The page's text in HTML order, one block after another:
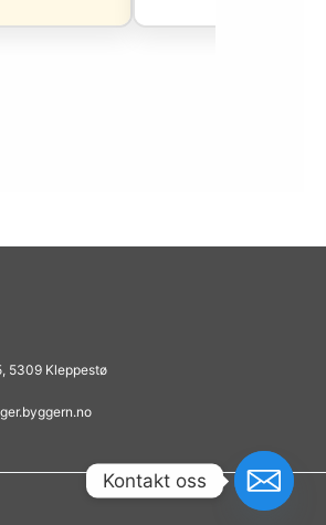
5309 Kleppestø
Kontakt oss